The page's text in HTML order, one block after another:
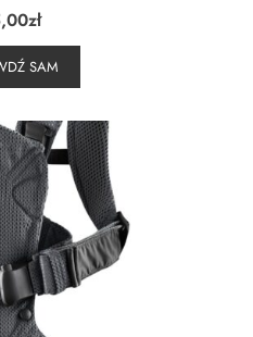
zł
SAM